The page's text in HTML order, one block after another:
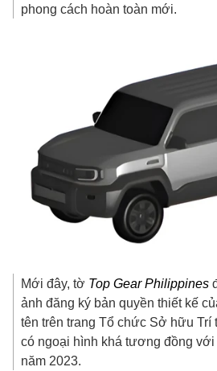
phong cách hoàn toàn mới.
Mới đây, tờ Top Gear Philippines
ảnh đăng ký bản quyền thiết kế
tên trên trang Tổ chức Sở hữu Trí
có ngoại hình khá tương đồng
năm 2023.